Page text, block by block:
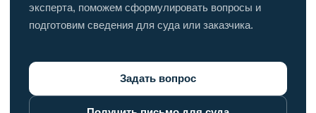
эксперта, поможем сформулировать вопросы и
подготовим сведения для суда или заказчика.
Задать вопрос